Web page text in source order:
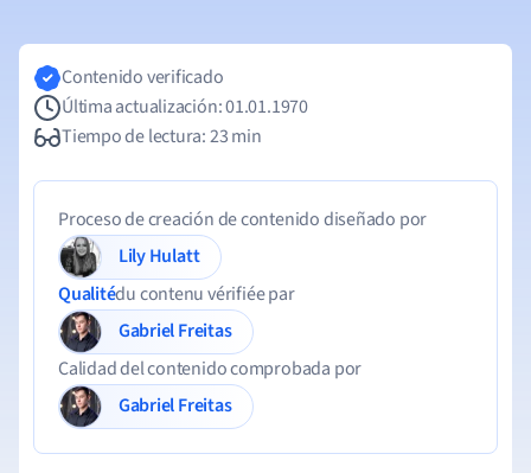
Contenido verificado
Última actualización: 01.01.1970
Tiempo de lectura: 23 min
Proceso de creación de contenido diseñado por
Lily Hulatt
Qualitédu contenu vérifiée par
Gabriel Freitas
Calidad del contenido comprobada por
Gabriel Freitas